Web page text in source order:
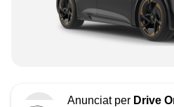
Anunciat per Drive